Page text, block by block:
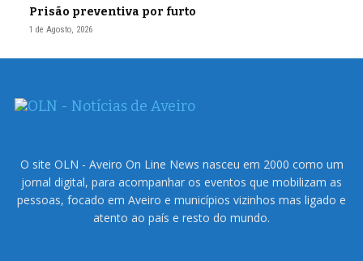
Prisão preventiva por furto
1 de Agosto, 2026
O site OLN - Aveiro On Line News nasceu em 2000 como um
jornal digital, para acompanhar os eventos que mobilizam as
pessoas, focado em Aveiro e municípios vizinhos mas ligado e
atento ao país e resto do mundo.